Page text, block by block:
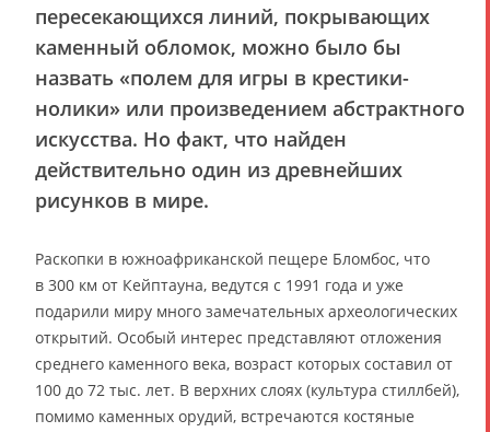
пересекающихся линий, покрывающих
каменный обломок, можно было бы
назвать «полем для игры в крестики-
нолики» или произведением абстрактного
искусства. Но факт, что найден
действительно один из древнейших
рисунков в мире.
Раскопки в южноафриканской пещере Бломбос, что
в 300 км от Кейптауна, ведутся с 1991 года и уже
подарили миру много замечательных археологических
открытий. Особый интерес представляют отложения
среднего каменного века, возраст которых составил от
100 до 72 тыс. лет. В верхних слоях (культура стиллбей),
помимо каменных орудий, встречаются костяные